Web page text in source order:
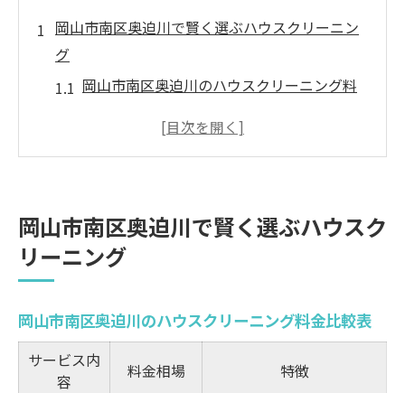
岡山市南区奥迫川で賢く選ぶハウスクリーニン
グ
岡山市南区奥迫川のハウスクリーニング料
ハウスクリーニング選びで重視すべき基準
家事効率化を叶えるハウスクリーニング活
用術
ニングの魅力
ハウスクリーニングの相場と選び方を徹底解説
ハウスクリーニング相場をサービス別に比
岡山市南区奥迫川で賢く選ぶハウスク
リーニング
岡山市南区奥迫川のハウスクリーニング料金比較表
サービス内
容
料金相場 特徴